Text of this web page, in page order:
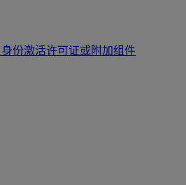
份激活许可证或附加组件